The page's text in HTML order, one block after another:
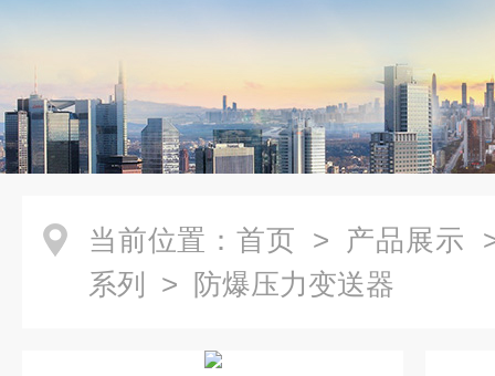
当前位置： 首页 > 产品展示
系列
> 防爆压力变送器